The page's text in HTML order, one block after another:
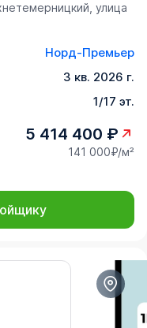
улица
Норд-Премьер
3 кв. 2026 г.
1/17 эт.
5 414 400 ₽
141 000₽/м²